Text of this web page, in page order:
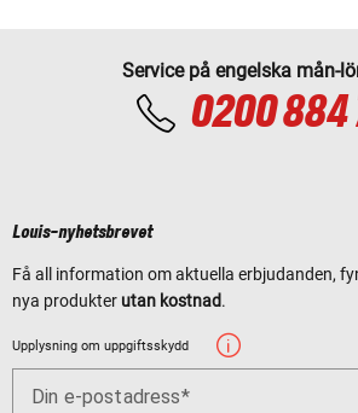
Service på engelska mån-
0200 884
Louis-nyhetsbrevet
Få all information om aktuella erbjudanden,
nya produkter utan kostnad.
Upplysning om uppgiftsskydd
Din e-postadress